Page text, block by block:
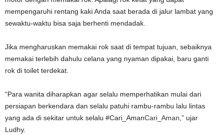
mempengaruhi rentang kaki Anda saat berada di jalur lambat yang
sewaktu-waktu bisa saja berhenti mendadak.
Jika mengharuskan memakai rok saat di tempat tujuan, sebaiknya
memakai terlebih dahulu celana yang nyaman dipakai, baru ganti
rok di toilet terdekat.
“Para wanita diharapkan agar selalu memperhatikan mulai dari
persiapan berkendara dan selalu patuhi rambu-rambu lalu lintas
yang ada di sekitar untuk selalu #Cari_AmanCari_Aman ,” ujar
Ludhy.